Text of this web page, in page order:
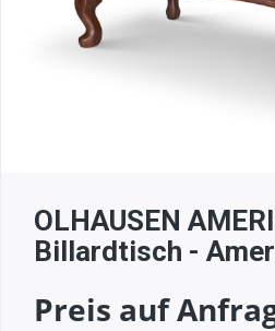
OLHAUSEN
Billardtisch -
Preis auf